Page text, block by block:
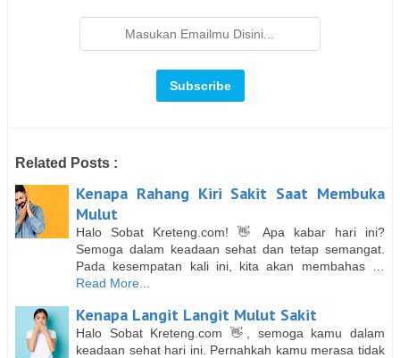
Related Posts :
Kenapa Rahang Kiri Sakit Saat Membuka
Mulut
Halo Sobat Kreteng.com! 👋 Apa kabar hari ini?
Semoga dalam keadaan sehat dan tetap semangat.
Pada kesempatan kali ini, kita akan membahas …
Read More...
Kenapa Langit Langit Mulut Sakit
Halo Sobat Kreteng.com 👋, semoga kamu dalam
keadaan sehat hari ini. Pernahkah kamu merasa tidak